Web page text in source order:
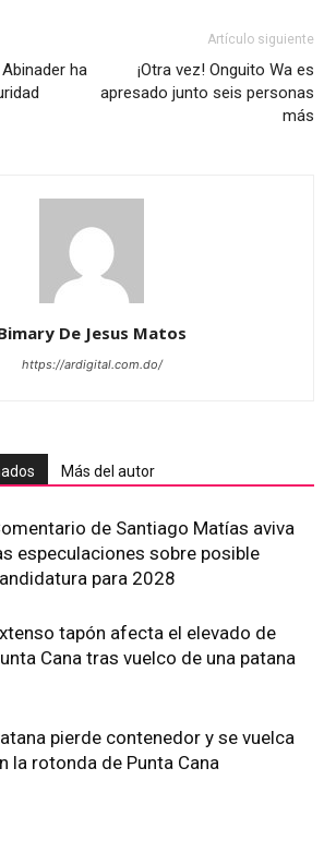
ha
Artículo siguiente
¡Otra vez! Onguito Wa es
apresado junto seis personas
más
De Jesus Matos
https://ardigital.com.do/
Más del autor
de Santiago Matías aviva
especulaciones sobre posible
para 2028
tapón afecta el elevado de
Cana tras vuelco de una patana
pierde contenedor y se vuelca
la rotonda de Punta Cana